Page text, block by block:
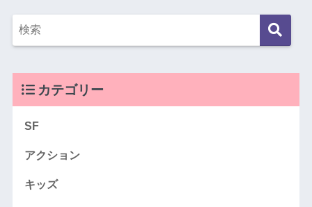
カテゴリー
SF
アクション
キッズ